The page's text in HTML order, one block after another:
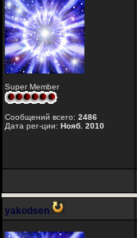
Super Member
Сообщений всего: 2486
Дата рег-ции: Нояб. 2010
yakodsen